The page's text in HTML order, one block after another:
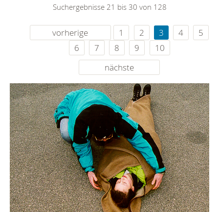
Suchergebnisse 21 bis 30 von 128
vorherige 1 2 3 4
5
6
7 8 9
10
nächste